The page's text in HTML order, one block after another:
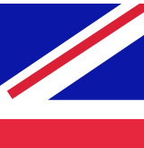
internationaux
des devises,
de
Téléchargez